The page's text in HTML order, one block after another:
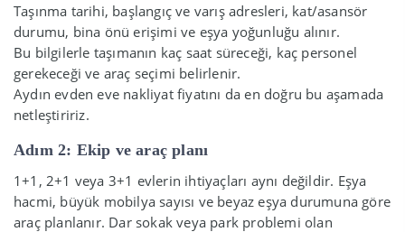
Taşınma tarihi, başlangıç ve varış adresleri, kat/asansör
durumu, bina önü erişimi ve eşya yoğunluğu alınır.
Bu bilgilerle taşımanın kaç saat süreceği, kaç personel
gerekeceği ve araç seçimi belirlenir.
Aydın evden eve nakliyat fiyatını da en doğru bu aşamada
netleştiririz.
Adım 2: Ekip ve araç planı
1+1, 2+1 veya 3+1 evlerin ihtiyaçları aynı değildir. Eşya
hacmi, büyük mobilya sayısı ve beyaz eşya durumuna göre
araç planlanır. Dar sokak veya park problemi olan